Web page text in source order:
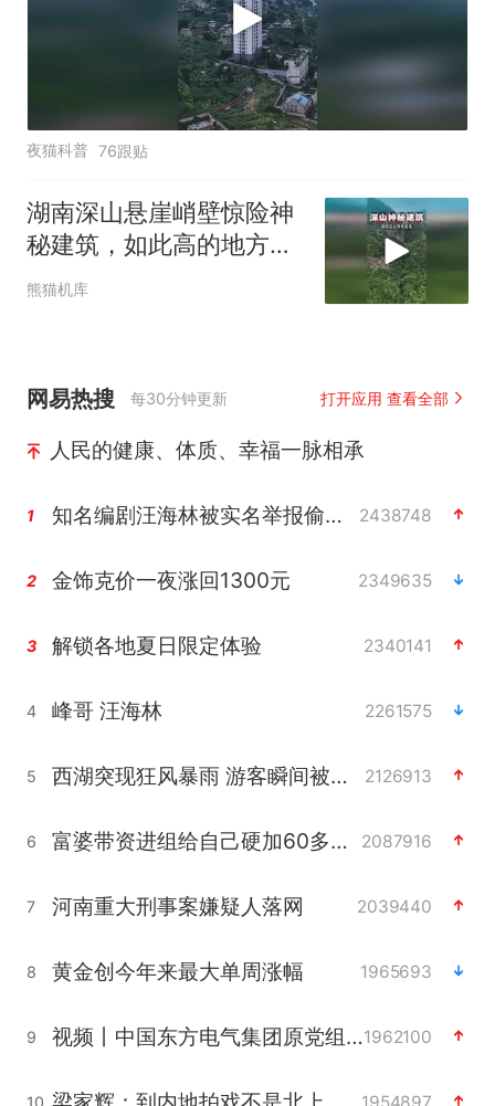
夜猫科普 76跟贴
湖南深山悬崖峭壁惊险神
秘建筑，如此高的地方建
这样的建筑
熊猫机库
网易热搜 每30分钟更新 打开应用 查看全部
人民的健康、体质、幸福一脉相承
1 知名编剧汪海林被实名举报偷税漏税 2438748
2 金饰克价一夜涨回1300元 2349635
3 解锁各地夏日限定体验 2340141
4 峰哥 汪海林 2261575
5 西湖突现狂风暴雨 游客瞬间被浇透 2126913
6 富婆带资进组给自己硬加60多场吻戏 2087916
7 河南重大刑事案嫌疑人落网 2039440
8 黄金创今年来最大单周涨幅 1965693
9 视频丨中国东方电气集团原党组副书记、董事宋致远被查1962100
10